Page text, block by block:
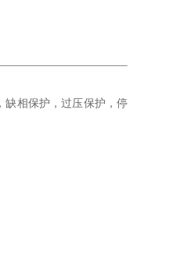
缺相保护，过压保护，停